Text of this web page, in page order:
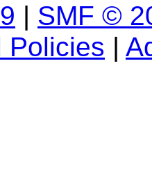
| SMF ©
Policies |